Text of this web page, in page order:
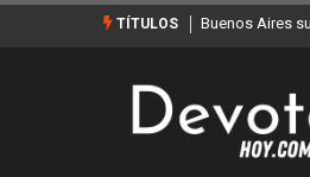
TÍTULOS Buenos Aires